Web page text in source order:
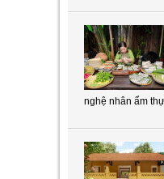
nghệ nhân ẩm